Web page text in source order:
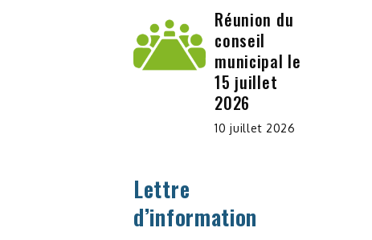
Réunion du
conseil
municipal le
15 juillet
2026
10 juillet 2026
Lettre
d’information